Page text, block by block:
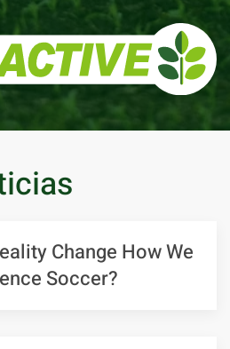
Change How We
Soccer?